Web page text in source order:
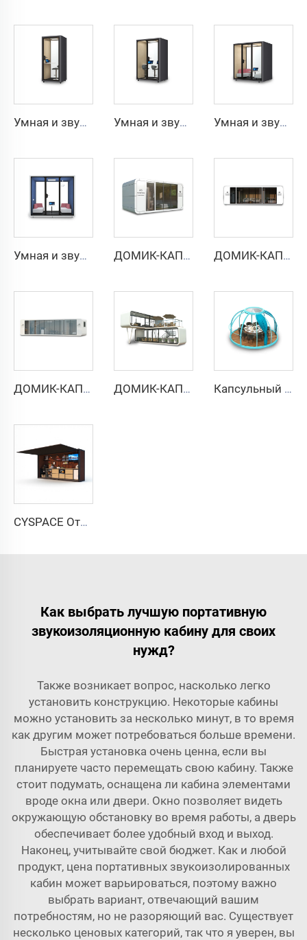
Умная и звукоизолированная кабина на 1 человека — серия Cyspace Y PRO Умная и звукоизолированная кабина на 2 человек — серия Cyspace Y PRO Умная и звукоизолированная кабина на 4 человек — серия Cyspace Y PRO
Умная и звукоизолированная кабина на 6 человек — серия Cyspace Y PRO ДОМИК-КАПСУЛА APPLE CABIN — серия Cyspace A6 ДОМИК-КАПСУЛА APPLE CABIN — серия Cyspace A9
ДОМИК-КАПСУЛА APPLE CABIN — серия Cyspace A12 ДОМИК-КАПСУЛА APPLE CABIN — серия двухэтажная Капсульный дом PC Star Room
CYSPACE Открытая кухня
Как выбрать лучшую портативную
звукоизоляционную кабину для своих
нужд?
Также возникает вопрос, насколько легко
установить конструкцию. Некоторые кабины
можно установить за несколько минут, в то время
как другим может потребоваться больше времени.
Быстрая установка очень ценна, если вы
планируете часто перемещать свою кабину. Также
стоит подумать, оснащена ли кабина элементами
вроде окна или двери. Окно позволяет видеть
окружающую обстановку во время работы, а дверь
обеспечивает более удобный вход и выход.
Наконец, учитывайте свой бюджет. Как и любой
продукт, цена портативных звукоизолированных
кабин может варьироваться, поэтому важно
выбрать вариант, отвечающий вашим
потребностям, но не разоряющий вас. Существует
несколько ценовых категорий, так что я уверен, вы